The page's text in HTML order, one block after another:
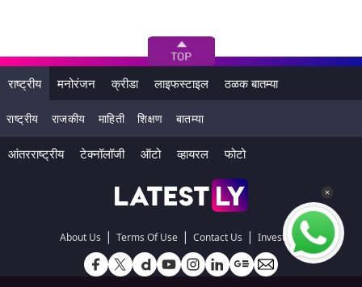
राष्ट्रीय मनोरंजन क्रीडा लाइफस्टाइल ठळक बातम्या
राष्ट्रीय राजकीय माहिती शिक्षण बातम्या
आंतरराष्ट्रीय टेक्नॉलॉजी ऑटो व्हायरल फोटो
About Us | Terms Of Use | Contact Us | Investors